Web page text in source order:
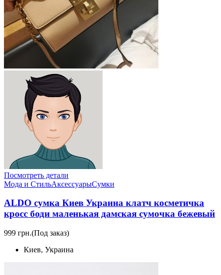
Посмотреть детали
Мода и СтильАксессуарыСумки
ALDO сумка Киев Украина клатч коcметичка
кросс боди маленькая дамская сумочка бежевый
999 грн.(Под заказ)
Киев, Украина